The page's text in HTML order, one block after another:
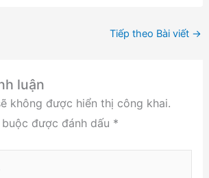
Tiếp theo Bài viết →
luận
không được hiển thị công khai.
được đánh dấu *